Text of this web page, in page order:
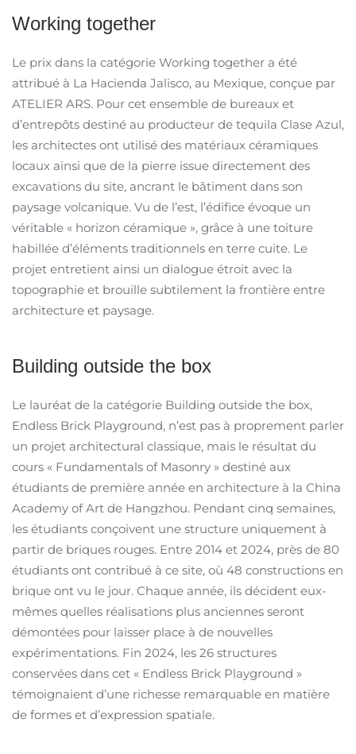
Working together
Le prix dans la catégorie Working together a été
attribué à La Hacienda Jalisco, au Mexique, conçue par
ATELIER ARS. Pour cet ensemble de bureaux et
d’entrepôts destiné au producteur de tequila Clase Azul,
les architectes ont utilisé des matériaux céramiques
locaux ainsi que de la pierre issue directement des
excavations du site, ancrant le bâtiment dans son
paysage volcanique. Vu de l’est, l’édifice évoque un
véritable « horizon céramique », grâce à une toiture
habillée d’éléments traditionnels en terre cuite. Le
projet entretient ainsi un dialogue étroit avec la
topographie et brouille subtilement la frontière entre
architecture et paysage.
Building outside the box
Le lauréat de la catégorie Building outside the box,
Endless Brick Playground, n’est pas à proprement parler
un projet architectural classique, mais le résultat du
cours « Fundamentals of Masonry » destiné aux
étudiants de première année en architecture à la China
Academy of Art de Hangzhou. Pendant cinq semaines,
les étudiants conçoivent une structure uniquement à
partir de briques rouges. Entre 2014 et 2024, près de 80
étudiants ont contribué à ce site, où 48 constructions en
brique ont vu le jour. Chaque année, ils décident eux-
mêmes quelles réalisations plus anciennes seront
démontées pour laisser place à de nouvelles
expérimentations. Fin 2024, les 26 structures
conservées dans cet « Endless Brick Playground »
témoignaient d’une richesse remarquable en matière
de formes et d’expression spatiale.